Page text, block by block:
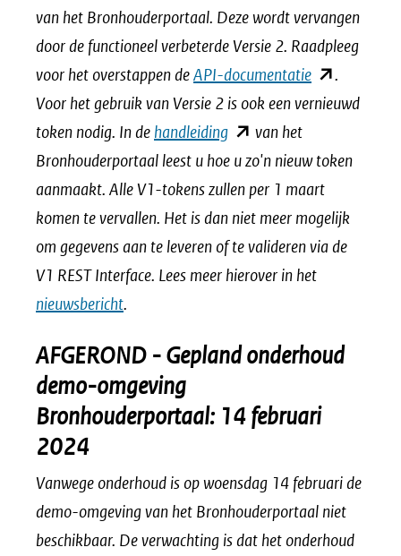
van het Bronhouderportaal. Deze wordt vervangen
door de functioneel verbeterde Versie 2. Raadpleeg
voor het overstappen deAPI-documentatie(opent
in
venster)
(verwijst
naar
een
andere
.
Voor het gebruik van Versie 2 is ook een vernieuwd
token nodig. In de handleiding(opent
in
nieuw
venster)
(verwijst
naar
website)
van het
Bronhouderportaal leest u hoe u zo'n nieuw token
aanmaakt. Alle V1-tokens zullen per 1 maart
komen te vervallen. Het is dan niet meer mogelijk
om gegevens aan te leveren of te valideren via de
V1 REST Interface. Lees meer hierover in het
nieuwsbericht.
AFGEROND - Gepland onderhoud
demo-omgeving
Bronhouderportaal: 14 februari
2024
Vanwege onderhoud is op woensdag 14 februari de
demo-omgeving van het Bronhouderportaal niet
beschikbaar. De verwachting is dat het onderhoud